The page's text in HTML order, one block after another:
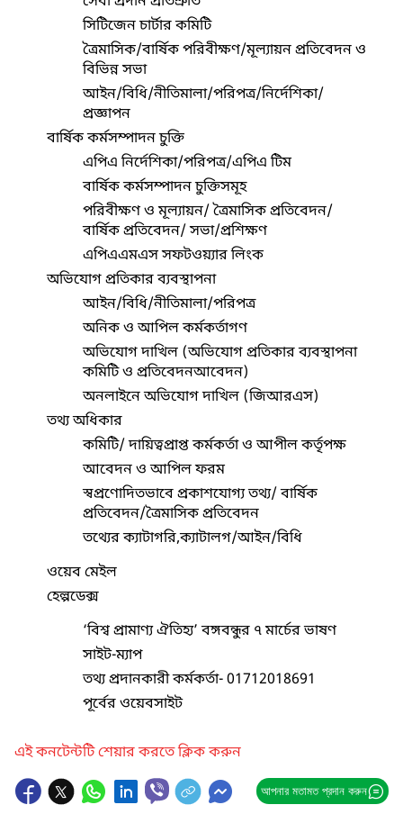
সিটিজেন চার্টার কমিটি
ত্রৈমাসিক/বার্ষিক পরিবীক্ষণ/মূল্যায়ন প্রতিবেদন ও
বিভিন্ন সভা
আইন/বিধি/নীতিমালা/পরিপত্র/নির্দেশিকা/
প্রজ্ঞাপন
বার্ষিক কর্মসম্পাদন চুক্তি
এপিএ নির্দেশিকা/পরিপত্র/এপিএ টিম
বার্ষিক কর্মসম্পাদন চুক্তিসমূহ
পরিবীক্ষণ ও মূল্যায়ন/ ত্রৈমাসিক প্রতিবেদন/
বার্ষিক প্রতিবেদন/ সভা/প্রশিক্ষণ
এপিএএমএস সফটওয়্যার লিংক
অভিযোগ প্রতিকার ব্যবস্থাপনা
আইন/বিধি/নীতিমালা/পরিপত্র
অনিক ও আপিল কর্মকর্তাগণ
অভিযোগ দাখিল (অভিযোগ প্রতিকার ব্যবস্থাপনা
কমিটি ও প্রতিবেদনআবেদন)
অনলাইনে অভিযোগ দাখিল (জিআরএস)
তথ্য অধিকার
কমিটি/ দায়িত্বপ্রাপ্ত কর্মকর্তা ও আপীল কর্তৃপক্ষ
আবেদন ও আপিল ফরম
স্বপ্রণোদিতভাবে প্রকাশযোগ্য তথ্য/ বার্ষিক
প্রতিবেদন/ত্রৈমাসিক প্রতিবেদন
তথ্যের ক্যাটাগরি,ক্যাটালগ/আইন/বিধি
ওয়েব মেইল
হেল্পডেক্স
‘বিশ্ব প্রামাণ্য ঐতিহ্য’ বঙ্গবন্ধুর ৭ মার্চের ভাষণ
সাইট-ম্যাপ
তথ্য প্রদানকারী কর্মকর্তা- 01712018691
পূর্বের ওয়েবসাইট
এই কনটেন্টটি শেয়ার করতে ক্লিক করুন
আপনার মতামত প্রদান করুন